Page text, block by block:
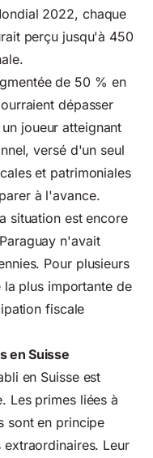
2022, chaque
perçu jusqu'à 450
de 50 % en
dépasser
joueur atteignant
versé d'un seul
et patrimoniales
à l'avance.
situation est encore
n'avait
Pour plusieurs
plus importante de
fiscale
en Suisse
en Suisse est
Les primes liées à
sont en principe
Leur